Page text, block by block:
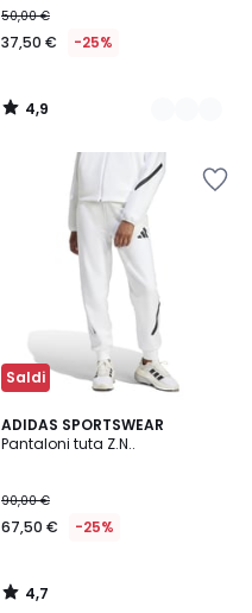
50,00 €
37,50 € -25%
4,9
/
Saldi
ADIDAS SPORTSWEAR
Pantaloni tuta Z.N..
90,00 €
67,50 € -25%
4,7
/ 5
4,7
/